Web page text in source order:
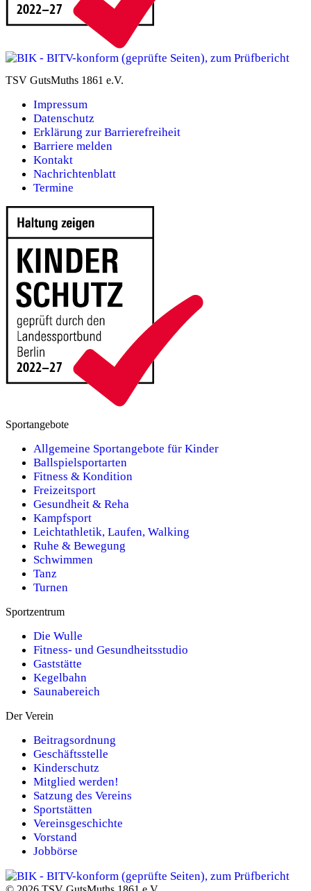
TSV GutsMuths 1861 e.V.
Impressum
Datenschutz
Erklärung zur Barrierefreiheit
Barriere melden
Kontakt
Nachrichtenblatt
Termine
Sportangebote
Allgemeine Sportangebote für Kinder
Ballspielsportarten
Fitness & Kondition
Freizeitsport
Gesundheit & Reha
Kampfsport
Leichtathletik, Laufen, Walking
Ruhe & Bewegung
Schwimmen
Tanz
Turnen
Sportzentrum
Die Wulle
Fitness- und Gesundheitsstudio
Gaststätte
Kegelbahn
Saunabereich
Der Verein
Beitragsordnung
Geschäftsstelle
Kinderschutz
Mitglied werden!
Satzung des Vereins
Sportstätten
Vereinsgeschichte
Vorstand
Jobbörse